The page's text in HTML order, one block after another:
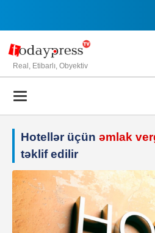
Real, Etibarlı, Obyektiv
Hotellər üçün əmlak
təklif edilir